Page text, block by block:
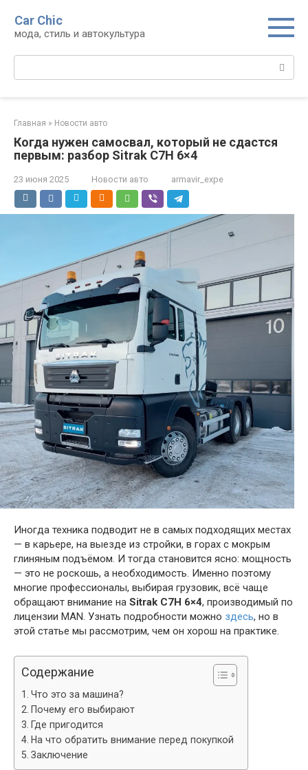
контенту
Car Chic
мода, стиль и автокультура
Поиск:
Главная » Новости авто
Когда нужен самосвал, который не сдастся
первым: разбор Sitrak C7H 6×4
23 июня 2025 Новости авто armavir_expe
Иногда техника подводит не в самых подходящих местах
— в карьере, на выезде из стройки, в горах с мокрым
глиняным подъёмом. И тогда становится ясно: мощность
— это не роскошь, а необходимость. Именно поэтому
многие профессионалы, выбирая грузовик, всё чаще
обращают внимание на Sitrak C7H 6×4, производимый по
лицензии MAN. Узнать подробности можно здесь, но в
этой статье мы рассмотрим, чем он хорош на практике.
Содержание
Что это за машина?
Почему его выбирают
Где пригодится
На что обратить внимание перед покупкой
Заключение